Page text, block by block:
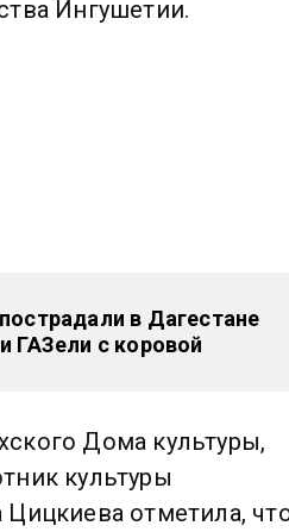
Ингушетии.
в Дагестане
ГАЗели с коровой
Дома культуры,
культуры
отметила,